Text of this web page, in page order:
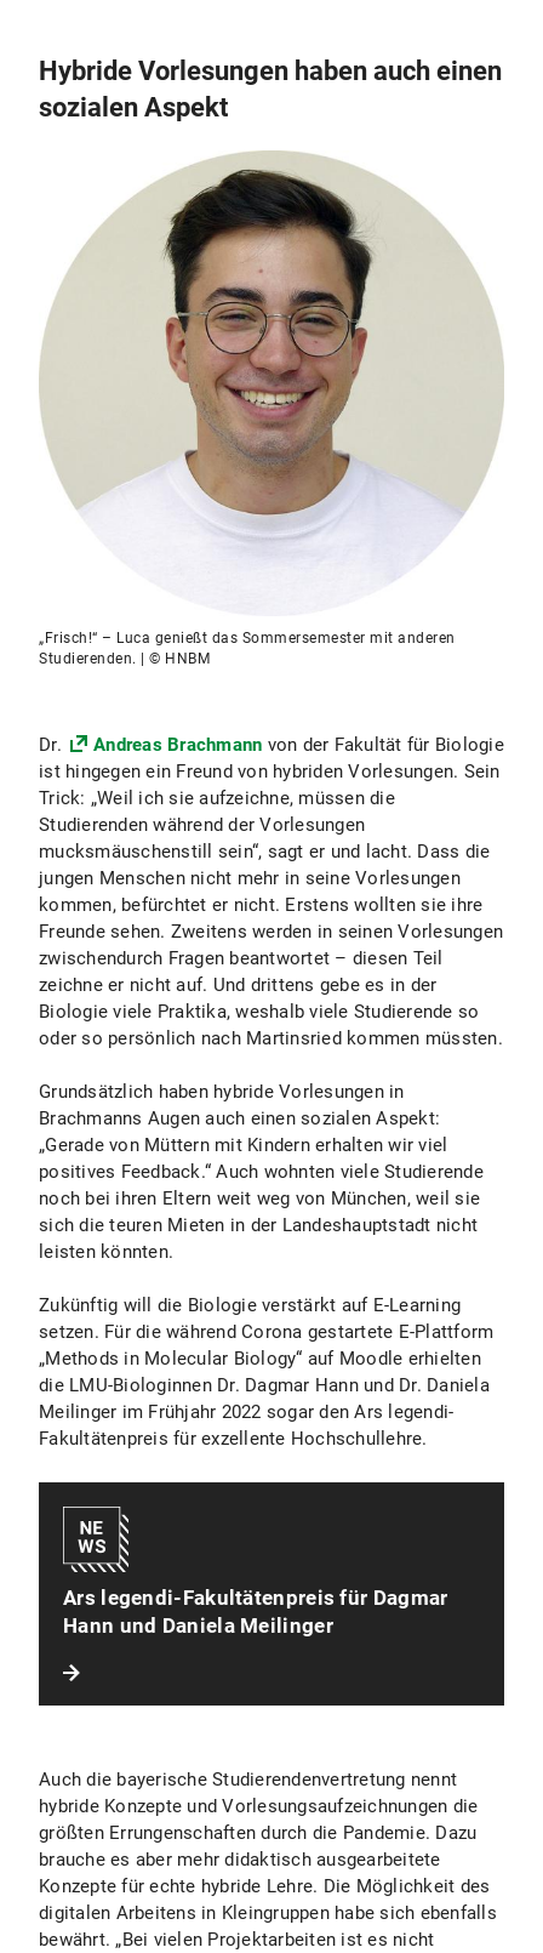
Hybride Vorlesungen haben auch einen
sozialen Aspekt
„Frisch!“ – Luca genießt das Sommersemester mit anderen
Studierenden. | © HNBM
Dr. Andreas Brachmann von der Fakultät für Biologie
ist hingegen ein Freund von hybriden Vorlesungen. Sein
Trick: „Weil ich sie aufzeichne, müssen die
Studierenden während der Vorlesungen
mucksmäuschenstill sein“, sagt er und lacht. Dass die
jungen Menschen nicht mehr in seine Vorlesungen
kommen, befürchtet er nicht. Erstens wollten sie ihre
Freunde sehen. Zweitens werden in seinen Vorlesungen
zwischendurch Fragen beantwortet – diesen Teil
zeichne er nicht auf. Und drittens gebe es in der
Biologie viele Praktika, weshalb viele Studierende so
oder so persönlich nach Martinsried kommen müssten.
Grundsätzlich haben hybride Vorlesungen in
Brachmanns Augen auch einen sozialen Aspekt:
„Gerade von Müttern mit Kindern erhalten wir viel
positives Feedback.“ Auch wohnten viele Studierende
noch bei ihren Eltern weit weg von München, weil sie
sich die teuren Mieten in der Landeshauptstadt nicht
leisten könnten.
Zukünftig will die Biologie verstärkt auf E-Learning
setzen. Für die während Corona gestartete E-Plattform
„Methods in Molecular Biology“ auf Moodle erhielten
die LMU-Biologinnen Dr. Dagmar Hann und Dr. Daniela
Meilinger im Frühjahr 2022 sogar den Ars legendi-
Fakultätenpreis für exzellente Hochschullehre.
Ars legendi-Fakultätenpreis für Dagmar
Hann und Daniela Meilinger
Auch die bayerische Studierendenvertretung nennt
hybride Konzepte und Vorlesungsaufzeichnungen die
größten Errungenschaften durch die Pandemie. Dazu
brauche es aber mehr didaktisch ausgearbeitete
Konzepte für echte hybride Lehre. Die Möglichkeit des
digitalen Arbeitens in Kleingruppen habe sich ebenfalls
bewährt. „Bei vielen Projektarbeiten ist es nicht